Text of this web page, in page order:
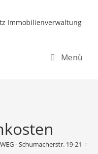
Menü
WEG - Schumacherstr. 19-21 >